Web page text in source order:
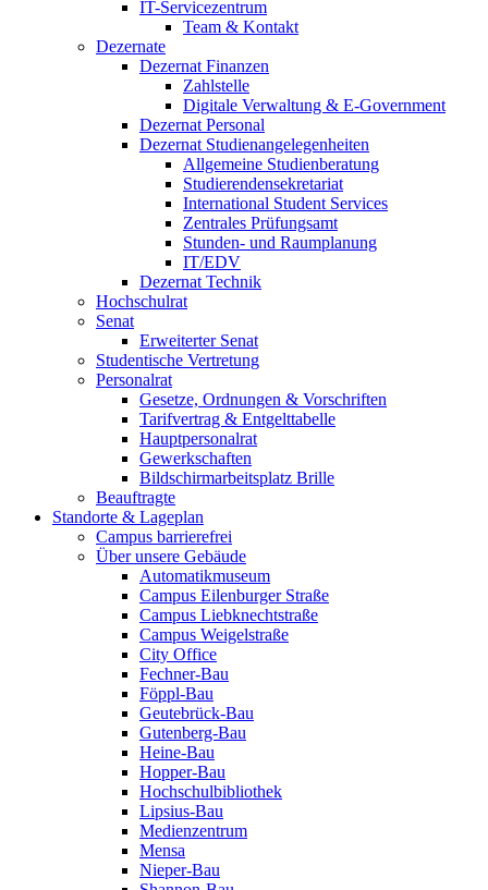
IT-Servicezentrum
Team & Kontakt
Dezernate
Dezernat Finanzen
Zahlstelle
Digitale Verwaltung & E-Government
Dezernat Personal
Dezernat Studienangelegenheiten
Allgemeine Studienberatung
Studierendensekretariat
International Student Services
Zentrales Prüfungsamt
Stunden- und Raumplanung
IT/EDV
Dezernat Technik
Hochschulrat
Senat
Erweiterter Senat
Studentische Vertretung
Personalrat
Gesetze, Ordnungen & Vorschriften
Tarifvertrag & Entgelttabelle
Hauptpersonalrat
Gewerkschaften
Bildschirmarbeitsplatz Brille
Beauftragte
Standorte & Lageplan
Campus barrierefrei
Über unsere Gebäude
Automatikmuseum
Campus Eilenburger Straße
Campus Liebknechtstraße
Campus Weigelstraße
City Office
Fechner-Bau
Föppl-Bau
Geutebrück-Bau
Gutenberg-Bau
Heine-Bau
Hopper-Bau
Hochschulbibliothek
Lipsius-Bau
Medienzentrum
Mensa
Nieper-Bau